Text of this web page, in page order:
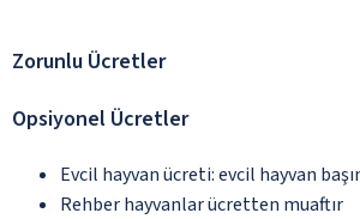
Zorunlu Ücretler
Opsiyonel Ücretler
Evcil hayvan ücreti: evcil hayvan
Rehber hayvanlar ücretten muaftır